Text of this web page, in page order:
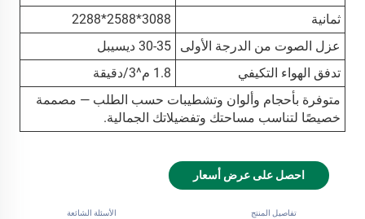
ثمانية
3088*2588*2288
عزل الصوت من الدرجة الأولى
30-35 ديسيبل
تدفق الهواء التكيفي
1.8 م^3/دقيقة
متوفرة بأحجام وألوان وتشطيبات حسب الطلب — مصممة
خصيصًا لتناسب مساحتك وتفضيلاتك الجمالية.
احصل على عرض أسعار
تفاصيل المنتج الأسئلة الشائعة